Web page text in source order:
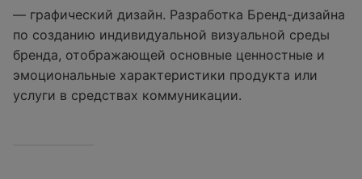
— графический дизайн. Разработка Бренд-дизайна
по созданию индивидуальной визуальной среды
бренда, отображающей основные ценностные и
эмоциональные характеристики продукта или
услуги в средствах коммуникации.